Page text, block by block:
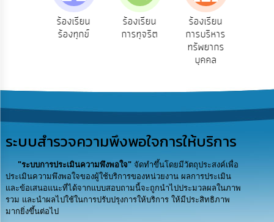
ความ
รู้
การ
ดำเนิน
งาน
การ
ให้
ร้องเรียน
ร้องทุกข์
ร้องเรียน
การทุจริต
ร้องเรียน
การบริหาร
ทรัพยากร
บุคคล
ระบบสำรวจความพึงพอใจการให้บริการ
"ระบบการประเมินความพึงพอใจ" จัดทำขึ้นโดยมีวัตถุประสงค์เพื่อ
ประเมินความพึงพอใจของผู้ใช้บริการของหน่วยงาน ผลการประเมิน
และข้อเสนอแนะที่ได้จากแบบสอบถามนี้จะถูกนำไปประมวลผลในภาพ
รวม และนำผลไปใช้ในการปรับปรุงการให้บริการ ให้มีประสิทธิภาพ
มากยิ่งขึ้นต่อไป